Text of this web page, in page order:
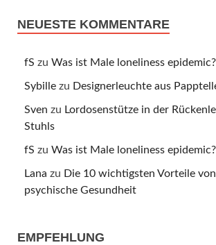
NEUESTE KOMMENTARE
fS zu Was ist Male loneliness epidemic?
Sybille zu Designerleuchte aus
Sven zu Lordosenstütze in der
Stuhls
fS zu Was ist Male loneliness epidemic?
Lana zu Die 10 wichtigsten Vorteile
psychische Gesundheit
EMPFEHLUNG